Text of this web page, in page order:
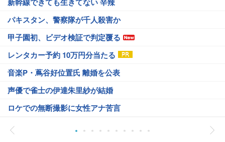
新幹線できても生きてない 辛辣
パキスタン、警察隊が千人殺害か
甲子園初、ビデオ検証で判定覆る
レンタカー予約 10万円分当たる
音楽P・蔦谷好位置氏 離婚を公表
声優で雀士の伊達朱里紗が結婚
ロケでの無断撮影に女性アナ苦言